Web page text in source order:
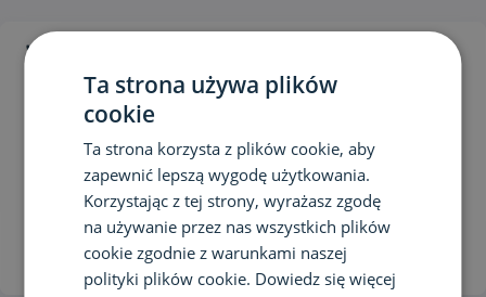
Ta strona używa plików
cookie
Ta strona korzysta z plików cookie, aby
zapewnić lepszą wygodę użytkowania.
Korzystając z tej strony, wyrażasz zgodę
na używanie przez nas wszystkich plików
cookie zgodnie z warunkami naszej
polityki plików cookie. Dowiedz się więcej